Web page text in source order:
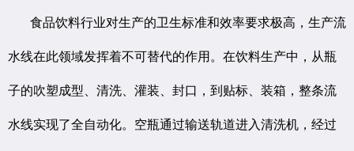
食品饮料行业对生产的卫生标准和效率要求极高，生产流
水线在此领域发挥着不可替代的作用。在饮料生产中，从瓶
子的吹塑成型、清洗、灌装、封口，到贴标、装箱，整条流
水线实现了全自动化。空瓶通过输送轨道进入清洗机，经过